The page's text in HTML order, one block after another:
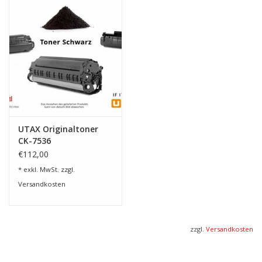
Geschwindigkeiten von maximal bis
zu 105 DIN-A4-Seiten/Min. ist eine konstante
Produktionseffizienz und zuverlässige Leistung im
professionellen Einsatz für diese Multifunktionssysteme ein
leichtes – so geht Powerprinting.
Weitere Highlights sind:
- Hohe Druckqualität und verlässliche Bildstabilität durch neu
- Innovatives Wasserkühlungssystem für lange
Produktionszyklen
UNGLAUBLICH PRODUKTIV: Ob Scannen, Drucken oder
UTAX Originaltoner
CK-7536
€112,00
* exkl. MwSt. zzgl.
Versandkosten
zzgl. Versandkosten